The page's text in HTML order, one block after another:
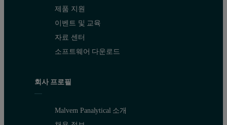
제품 지원
이벤트 및 교육
자료 센터
소프트웨어 다운로드
회사 프로필
Malvern Panalytical 소개